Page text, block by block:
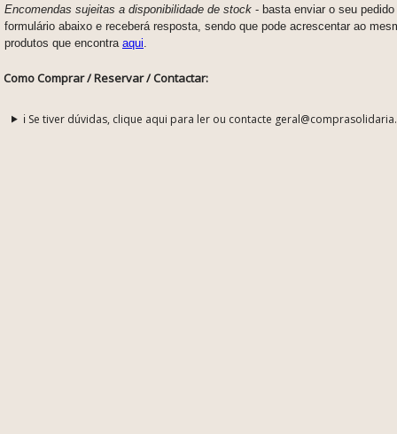
Encomendas sujeitas a disponibilidade de stock - basta enviar o seu
formulário abaixo e receberá resposta, sendo que pode acrescentar ao
produtos que encontra aqui
Como Comprar / Reservar / Contactar:
ℹ️ Se tiver dúvidas, clique aqui para ler ou contacte